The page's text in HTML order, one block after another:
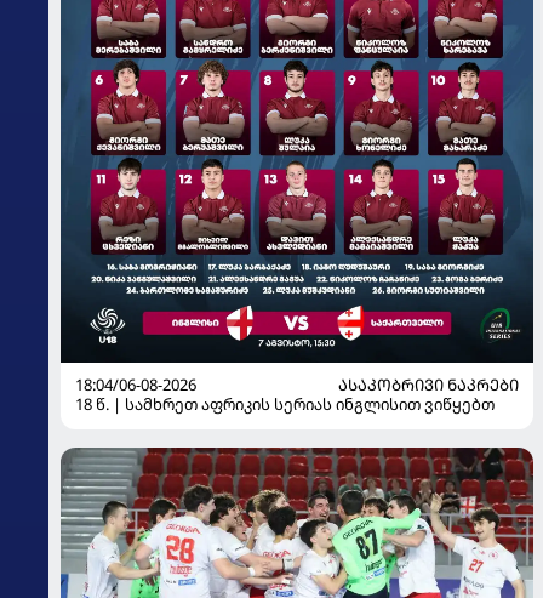
18:04/06-08-2026
ᲐᲡᲐᲙᲝᲑᲠᲘᲕᲘ ᲜᲐᲙᲠᲔᲑᲘ
18 წ. | სამხრეთ აფრიკის სერიას ინგლისით ვიწყებთ